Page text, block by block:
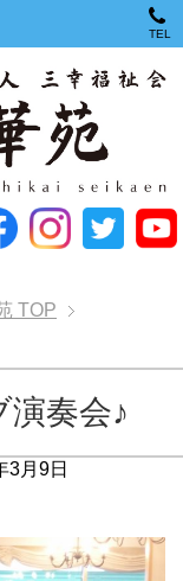
TEL
TOP
奏会♪
3月9日